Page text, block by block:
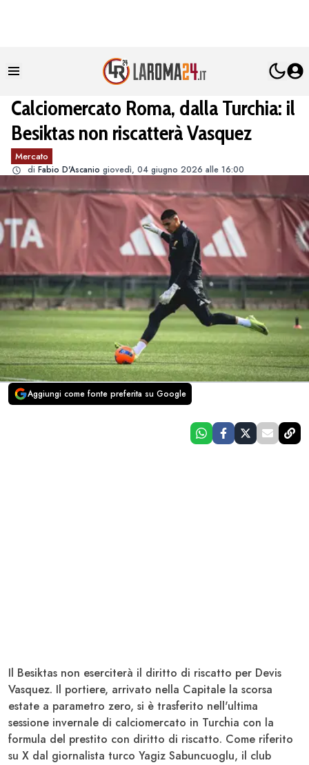
Calciomercato Roma, dalla Turchia: il
Besiktas non riscatterà Vasquez
Mercato
di Fabio D'Ascanio giovedì, 04 giugno 2026 alle 16:00
Aggiungi come fonte preferita su Google
Il Besiktas non eserciterà il diritto di riscatto per Devis
Vasquez. Il portiere, arrivato nella Capitale la scorsa
estate a parametro zero, si è trasferito nell'ultima
sessione invernale di calciomercato in Turchia con la
formula del prestito con diritto di riscatto. Come riferito
su X dal giornalista turco Yagiz Sabuncuoglu, il club